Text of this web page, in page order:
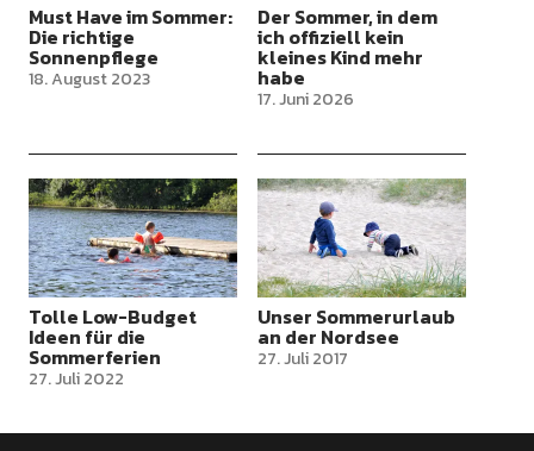
Must Have im Sommer:
Die richtige
Sonnenpflege
18. August 2023
Der Sommer, in dem
ich offiziell kein
kleines Kind mehr
habe
17. Juni 2026
Tolle Low-Budget
Ideen für die
Sommerferien
27. Juli 2022
Unser Sommerurlaub
an der Nordsee
27. Juli 2017